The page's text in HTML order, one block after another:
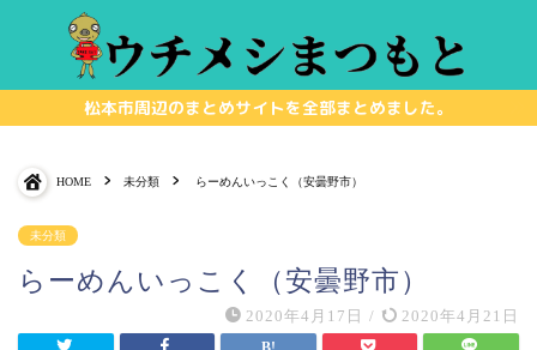
松本市周辺のまとめサイトを全部まとめました。
HOME 未分類 らーめんいっこく（安曇野市）
未分類
らーめんいっこく（安曇野市）
2020年4月17日 / 2020年4月21日